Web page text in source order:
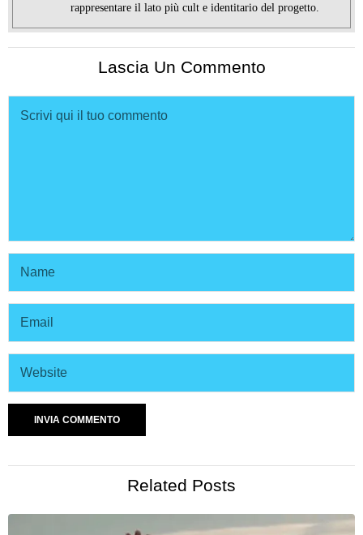
rappresentare il lato più cult e identitario del progetto.
Lascia Un Commento
Related Posts